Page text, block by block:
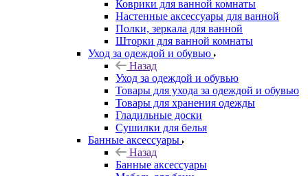
Коврики для ванной комнаты
Настенные аксессуары для ванной
Полки, зеркала для ванной
Шторки для ванной комнаты
Уход за одеждой и обувью
Назад
Уход за одеждой и обувью
Товары для ухода за одеждой и обувью
Товары для хранения одежды
Гладильные доски
Сушилки для белья
Банные аксессуары
Назад
Банные аксессуары